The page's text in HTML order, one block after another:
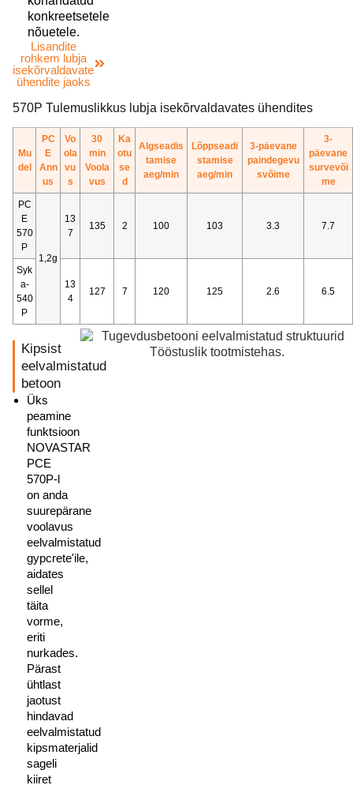
konkreetsetele
nõuetele.
Lisandite
rohkem lubja
isekõrvaldavate
ühendite jaoks
570P Tulemuslikkus lubja isekõrvaldavates ühendites
Mu
del
PC
E
Ann
us
Vo
ola
vu
s
30
min
Voola
vus
Ka
otu
se
d
Algseadis
tamise
aeg/min
Lõppseadi
stamise
aeg/min
3-päevane
paindegevu
svõime
3-
päevane
survevõi
me
PC
E
570
P
1,2g
13
7
135 2 100 103 3.3 7.7
Syk
a-
540
P
13
4
127 7 120 125 2.6 6.5
Kipsist
eelvalmistatud
betoon
Üks
peamine
funktsioon
NOVASTAR
PCE
570P-l
on anda
suurepärane
voolavus
eelvalmistatud
gypcrete'ile,
aidates
sellel
täita
vorme,
eriti
nurkades.
Pärast
ühtlast
jaotust
hindavad
eelvalmistatud
kipsmaterjalid
sageli
kiiret